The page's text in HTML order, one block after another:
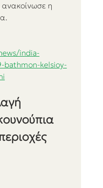
ανακοίνωσε η
india-
bathmon-kelsioy-